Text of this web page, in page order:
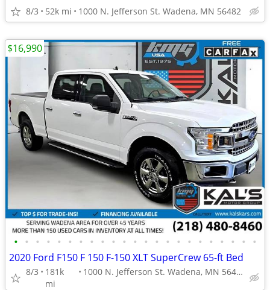
8/3 52k mi 1000 N. Jefferson St. Wadena, MN 56482
• • • • • • • • • • • • • • • • • • • • • • •
2020 Ford F150 F 150 F-150 XLT SuperCrew 65-ft Bed
8/3
181k
mi
1000 N. Jefferson St. Wadena, MN 56482
$16,990